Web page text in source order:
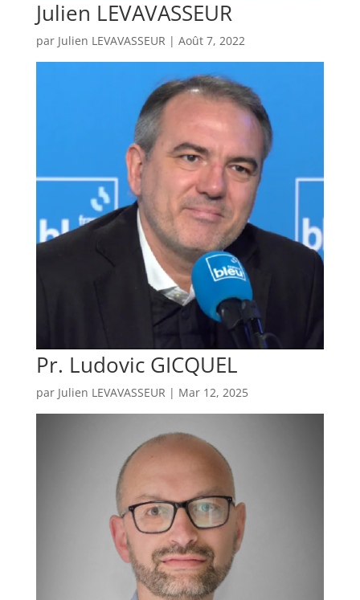
Julien LEVAVASSEUR
par Julien LEVAVASSEUR | Août 7, 2022
Pr. Ludovic GICQUEL
par Julien LEVAVASSEUR | Mar 12, 2025